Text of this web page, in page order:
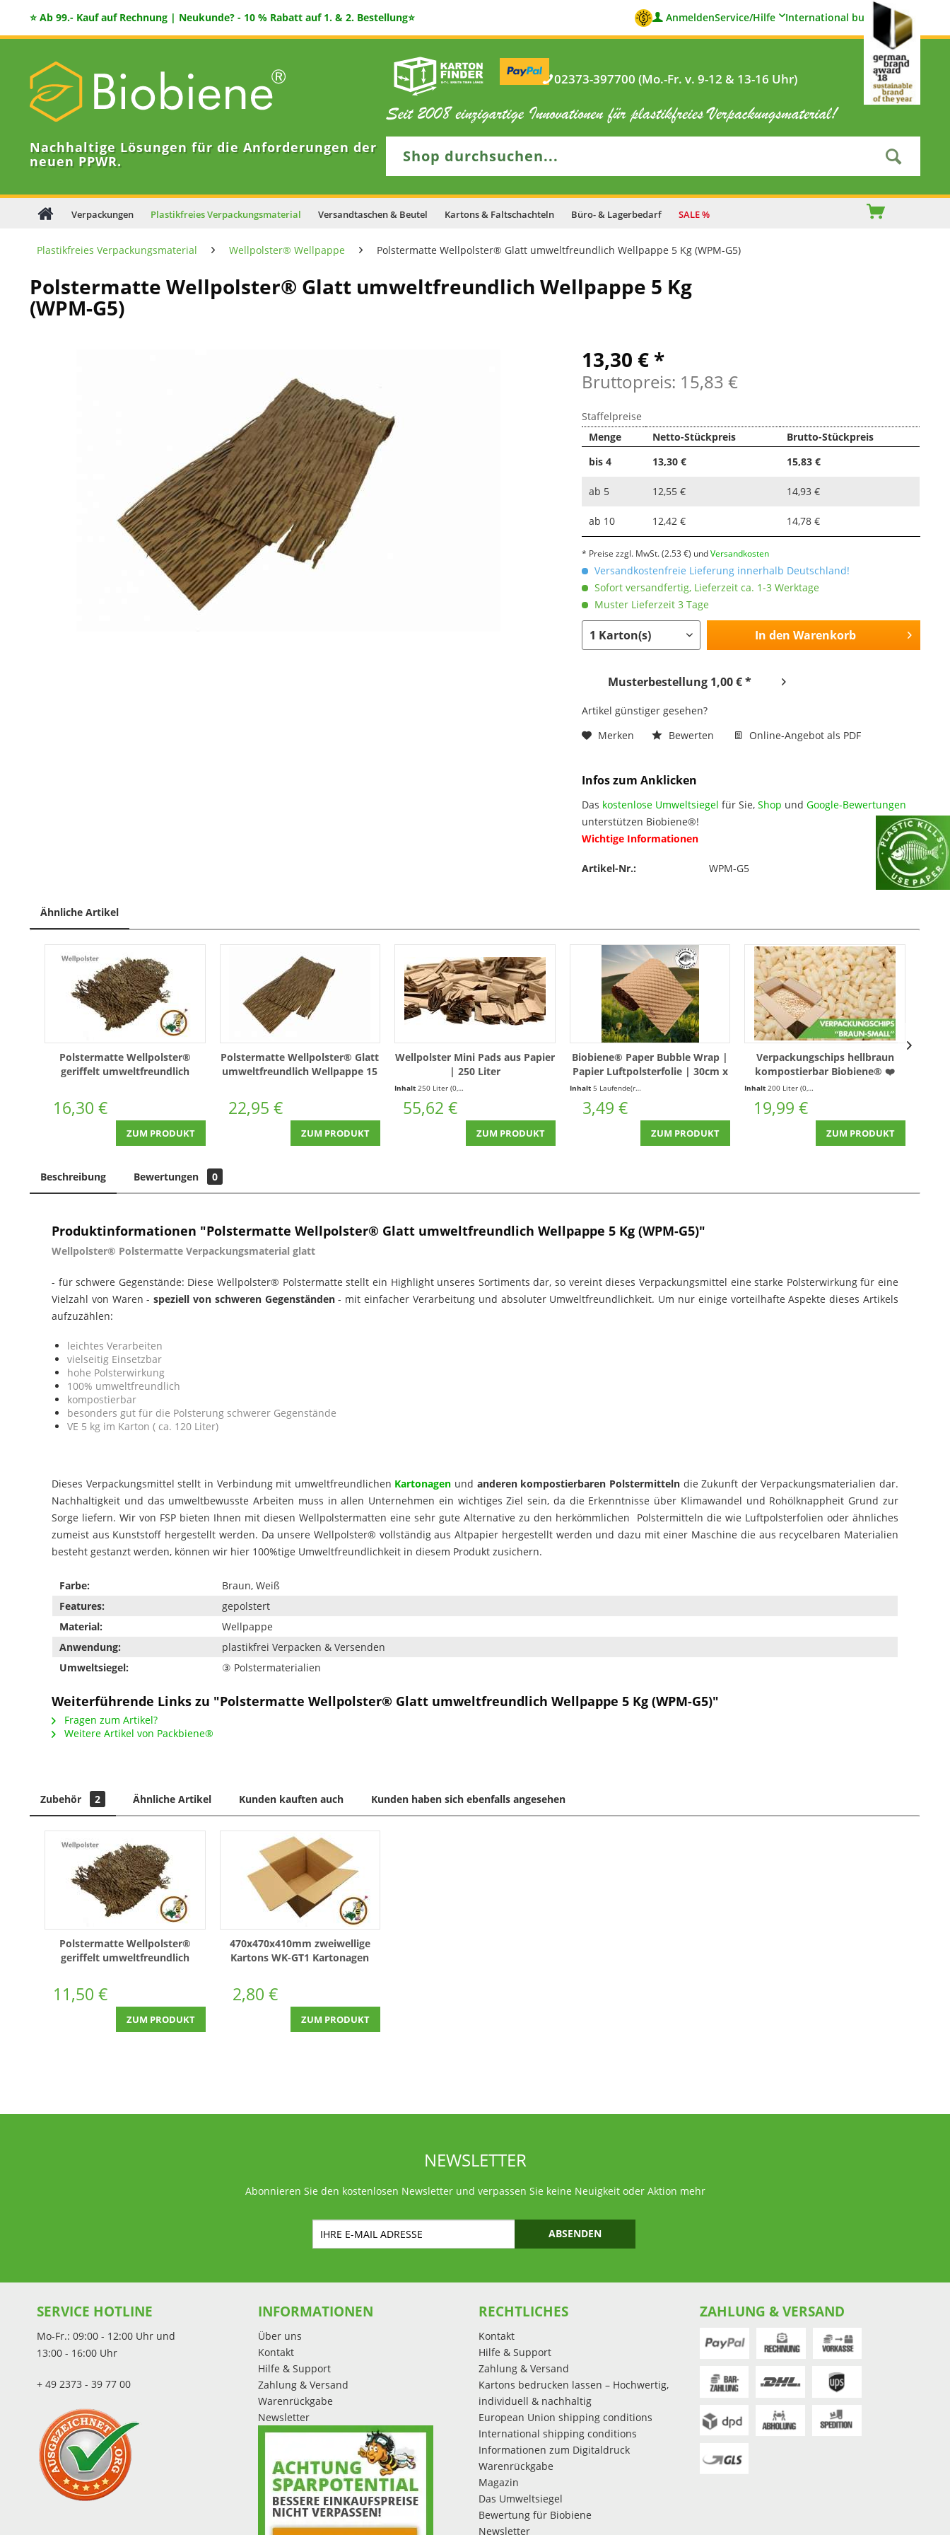
⭐ Ab 99.- Kauf auf Rechnung | Neukunde? - 10 % Rabatt auf 1. & 2. Bestellung⭐ AnmeldenService/Hilfe International buyers
Nachhaltige Lösungen für die Anforderungen der
neuen PPWR.
02373-397700 (Mo.-Fr. v. 9-12 & 13-16 Uhr)
Verpackungen Plastikfreies Verpackungsmaterial Versandtaschen & Beutel Kartons & Faltschachteln Büro- & Lagerbedarf SALE %
Plastikfreies Verpackungsmaterial Wellpolster® Wellpappe Polstermatte Wellpolster® Glatt umweltfreundlich Wellpappe 5 Kg (WPM-G5)
Polstermatte Wellpolster® Glatt umweltfreundlich Wellpappe 5 Kg
(WPM-G5)
13,30 € *
Bruttopreis: 15,83 €
Staffelpreise
Menge
Netto-Stückpreis
Brutto-Stückpreis
bis4 13,30 € 15,83 €
ab 5 12,55 € 14,93 €
ab 10 12,42 € 14,78 €
* Preise zzgl. MwSt.(2.53 €) undVersandkosten
Versandkostenfreie Lieferung innerhalb Deutschland!
Sofort versandfertig, Lieferzeit ca. 1-3 Werktage
Muster Lieferzeit 3 Tage
In den Warenkorb
Musterbestellung 1,00 € *
Artikel günstiger gesehen?
Merken
Bewerten Online-Angebot als PDF
Infos zum Anklicken
Das kostenlose Umweltsiegel für Sie,Shop undGoogle-Bewertungen
unterstützen Biobiene®!
Wichtige Informationen
Artikel-Nr.: WPM-G5
Ähnliche Artikel
Polstermatte Wellpolster®
geriffelt umweltfreundlich
16,30 €
ZUM PRODUKT
Polstermatte Wellpolster® Glatt
umweltfreundlich Wellpappe 15
22,95 €
ZUM PRODUKT
Wellpolster Mini Pads aus Papier
| 250 Liter
Inhalt250 Liter(0,22 € * / 1 Liter)
55,62 €
ZUM PRODUKT
Biobiene® Paper Bubble Wrap |
Papier Luftpolsterfolie | 30cm x
Inhalt 5 Laufende(r) Meter (0,70 € * / 1 Laufende(r) Meter)
3,49 €
ZUM PRODUKT
Verpackungschips hellbraun
kompostierbar Biobiene® ❤️
Inhalt200 Liter(0,10 € * / 1 Liter)
19,99 €
ZUM PRODUKT
Beschreibung Bewertungen 0
Produktinformationen "Polstermatte Wellpolster® Glatt umweltfreundlich Wellpappe 5 Kg (WPM-G5)"
Wellpolster® Polstermatte Verpackungsmaterial glatt
- für schwere Gegenstände: Diese Wellpolster® Polstermatte stellt ein Highlight unseres Sortiments dar, so vereint dieses Verpackungsmittel eine starke Polsterwirkung für eine
Vielzahl von Waren -speziell von schweren Gegenständen- mit einfacher Verarbeitung und absoluter Umweltfreundlichkeit. Um nur einige vorteilhafte Aspekte dieses Artikels
aufzuzählen:
leichtes Verarbeiten
vielseitig Einsetzbar
hohe Polsterwirkung
100% umweltfreundlich
kompostierbar
besonders gut für die Polsterung schwerer Gegenstände
VE 5 kg im Karton ( ca. 120 Liter)
Dieses Verpackungsmittel stellt in Verbindung mit umweltfreundlichen Kartonagen und anderen kompostierbaren Polstermittelndie Zukunft der Verpackungsmaterialien dar.
Nachhaltigkeit und das umweltbewusste Arbeiten muss in allen Unternehmen ein wichtiges Ziel sein, da die Erkenntnisse über Klimawandel und Rohölknappheit Grund zur
Sorge liefern. Wir von FSP bieten Ihnen mit diesen Wellpolstermatten eine sehr gute Alternative zu den herkömmlichen Polstermitteln die wie Luftpolsterfolien oder ähnliches
zumeist aus Kunststoff hergestellt werden. Da unsere Wellpolster® vollständig aus Altpapier hergestellt werden und dazu mit einer Maschine die aus recycelbaren Materialien
besteht gestanzt werden, können wir hier 100%tige Umweltfreundlichkeit in diesem Produkt zusichern.
Farbe:
Braun, Weiß
Features:
gepolstert
Material:
Wellpappe
Anwendung:
plastikfrei Verpacken & Versenden
Umweltsiegel:
③ Polstermaterialien
Weiterführende Links zu "Polstermatte Wellpolster® Glatt umweltfreundlich Wellpappe 5 Kg (WPM-G5)"
Fragen zum Artikel?
Weitere Artikel von Packbiene®
Zubehör 2 Ähnliche Artikel Kunden kauften auch Kunden haben sich ebenfalls angesehen
Polstermatte Wellpolster®
geriffelt umweltfreundlich
11,50 €
ZUM PRODUKT
470x470x410mm zweiwellige
Kartons WK-GT1 Kartonagen
2,80 €
ZUM PRODUKT
NEWSLETTER
Abonnieren Sie den kostenlosen Newsletter und verpassen Sie keine Neuigkeit oder Aktion mehr
ABSENDEN
SERVICE HOTLINE
Mo-Fr.: 09:00 - 12:00 Uhr und
13:00 - 16:00 Uhr
+ 49 2373 - 39 77 00
INFORMATIONEN
Über uns
Kontakt
Hilfe & Support
Zahlung & Versand
Warenrückgabe
Newsletter
RECHTLICHES
Kontakt
Hilfe & Support
Zahlung & Versand
Kartons bedrucken lassen – Hochwertig,
individuell & nachhaltig
European Union shipping conditions
International shipping conditions
Informationen zum Digitaldruck
Warenrückgabe
Magazin
Das Umweltsiegel
Bewertung für Biobiene
Newsletter
ZAHLUNG & VERSAND